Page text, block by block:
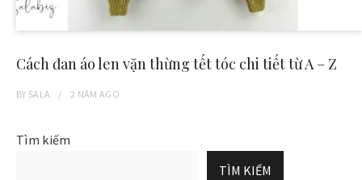
Cách đan áo len vặn thừng tết tóc chi tiết từ A – Z
BY SALA 2 NĂM AGO
Tìm kiếm
TÌM KIẾM